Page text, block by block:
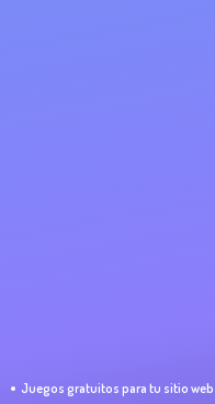
Juegos gratuitos para tu sitio web